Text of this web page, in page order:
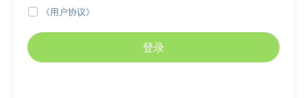
 《用户协议》
登录